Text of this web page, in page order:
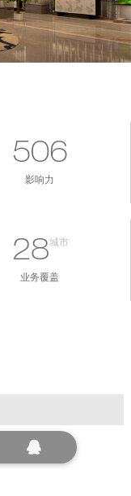
506
影响力
28城市
业务覆盖